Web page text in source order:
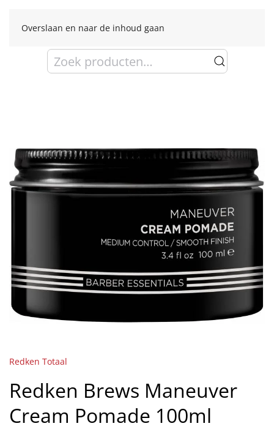
Overslaan en naar de inhoud gaan
Zoeken
naar:
Redken Totaal
Redken Brews Maneuver
Cream Pomade 100ml